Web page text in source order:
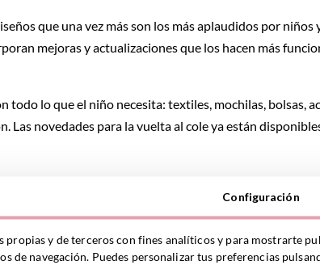
que una vez más son los más aplaudidos por niños
mejoras y actualizaciones que los hacen más
todo lo que el niño necesita: textiles, mochilas, bolsas,
Las novedades para la vuelta al cole ya están
Configuración
propias y de terceros con fines analíticos y para mostrarte
de navegación. Puedes personalizar tus preferencias